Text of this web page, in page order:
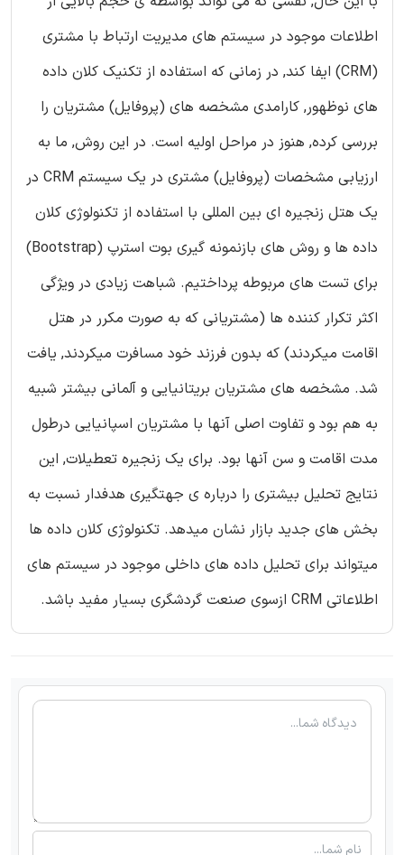
اطلاعات موجود در سیستم های مدیریت ارتباط با مشتری
(CRM) ایفا کند, در زمانی که استفاده از تکنیک کلان داده
های نوظهور, کارامدی مشخصه های (پروفایل) مشتریان را
بررسی کرده, هنوز در مراحل اولیه است. در این روش, ما به
ارزیابی مشخصات (پروفایل) مشتری در یک سیستم CRM در
یک هتل زنجیره ای بین المللی با استفاده از تکنولوژی کلان
داده ها و روش های بازنمونه گیری بوت استرپ (Bootstrap)
برای تست های مربوطه پرداختیم. شباهت زیادی در ویژگی
اکثر تکرار کننده ها (مشتریانی که به صورت مکرر در هتل
اقامت میکردند) که بدون فرزند خود مسافرت میکردند, یافت
شد. مشخصه های مشتریان بریتانیایی و آلمانی بیشتر شبیه
به هم بود و تفاوت اصلی آنها با مشتریان اسپانیایی درطول
مدت اقامت و سن آنها بود. برای یک زنجیره تعطیلات, این
نتایج تحلیل بیشتری را درباره ی جهتگیری هدفدار نسبت به
بخش های جدید بازار نشان میدهد. تکنولوژی کلان داده ها
میتواند برای تحلیل داده های داخلی موجود در سیستم های
اطلاعاتی CRM ازسوی صنعت گردشگری بسیار مفید باشد.